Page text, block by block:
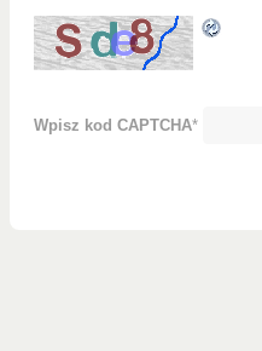
Wpisz kod CAPTCHA*